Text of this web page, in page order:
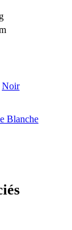
Noir
Blanche